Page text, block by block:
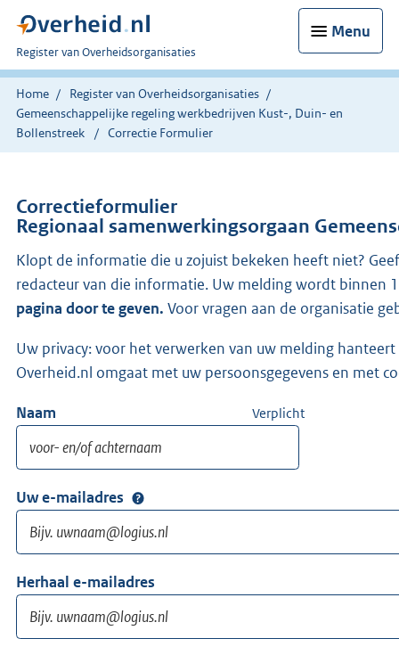
Menu
U
bent
nu
hier:
Register van Overheidsorganisaties
Home
Register van Overheidsorganisaties
Gemeenschappelijke regeling werkbedrijven Kust-, Duin- en
Bollenstreek
Correctie Formulier
Correctieformulier
Regionaal samenwerkingsorgaan
Klopt de informatie die u zojuist bekeken heeft niet?
redacteur van die informatie. Uw melding wordt binnen
pagina door te geven. Voor vragen aan de organisatie
Uw privacy: voor het verwerken van uw melding
Overheid.nl omgaat met uw persoonsgegevens en met
Naam Verplicht
Uw e-mailadres
Herhaal e-mailadres